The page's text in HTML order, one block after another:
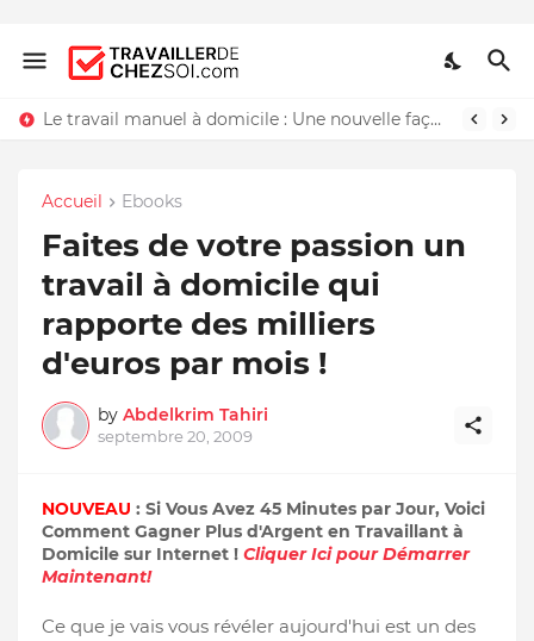
Le travail manuel à domicile : Une nouvelle façon de travailler chez soi
Accueil Ebooks
Faites de votre passion un
travail à domicile qui
rapporte des milliers
d'euros par mois !
by Abdelkrim Tahiri
septembre 20, 2009
NOUVEAU : Si Vous Avez 45 Minutes par Jour, Voici
Comment Gagner Plus d'Argent en Travaillant à
Domicile sur Internet ! Cliquer Ici pour Démarrer
Maintenant!
Ce que je vais vous révéler aujourd'hui est un des